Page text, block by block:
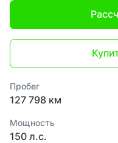
Пробег
127 798 км
Мощность
150 л.с.